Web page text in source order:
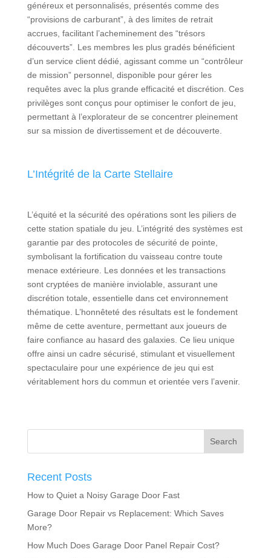
généreux et personnalisés, présentés comme des
“provisions de carburant”, à des limites de retrait
accrues, facilitant l’acheminement des “trésors
découverts”. Les membres les plus gradés bénéficient
d’un service client dédié, agissant comme un “contrôleur
de mission” personnel, disponible pour gérer les
requêtes avec la plus grande efficacité et discrétion. Ces
privilèges sont conçus pour optimiser le confort de jeu,
permettant à l’explorateur de se concentrer pleinement
sur sa mission de divertissement et de découverte.
L’Intégrité de la Carte Stellaire
L’équité et la sécurité des opérations sont les piliers de
cette station spatiale du jeu. L’intégrité des systèmes est
garantie par des protocoles de sécurité de pointe,
symbolisant la fortification du vaisseau contre toute
menace extérieure. Les données et les transactions
sont cryptées de manière inviolable, assurant une
discrétion totale, essentielle dans cet environnement
thématique. L’honnêteté des résultats est le fondement
même de cette aventure, permettant aux joueurs de
faire confiance au hasard des galaxies. Ce lieu unique
offre ainsi un cadre sécurisé, stimulant et visuellement
spectaculaire pour une expérience de jeu qui est
véritablement hors du commun et orientée vers l’avenir.
Recent Posts
How to Quiet a Noisy Garage Door Fast
Garage Door Repair vs Replacement: Which Saves
More?
How Much Does Garage Door Panel Repair Cost?